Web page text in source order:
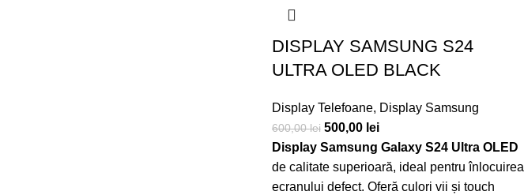
DISPLAY SAMSUNG S24
ULTRA OLED BLACK
Display Telefoane, Display Samsung
600,00lei 500,00 lei
Display Samsung Galaxy S24 Ultra OLED
de calitate superioară, ideal pentru înlocuirea
ecranului defect. Oferă culori vii și touch